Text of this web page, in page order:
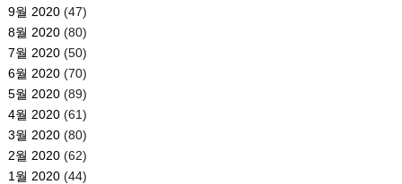
9월 2020(47)
8월 2020(80)
7월 2020(50)
6월 2020(70)
5월 2020(89)
4월 2020(61)
3월 2020(80)
2월 2020(62)
1월 2020(44)